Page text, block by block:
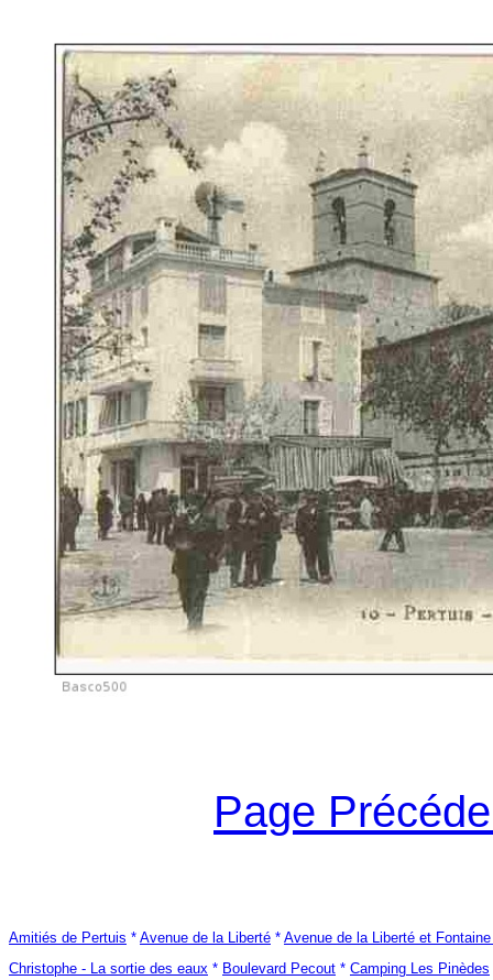
Page
Amitiés de Pertuis * Avenue de la Liberté * Avenue de la Liberté et
Christophe - La sortie des eaux * Boulevard Pecout * Camping Les Pinèdes